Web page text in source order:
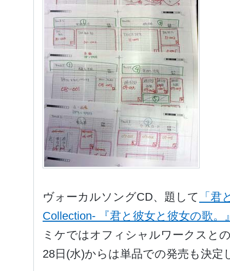
ヴォーカルソングCD、題して
「
Collection- 『君と彼女と彼女の歌。
ミケではオフィシャルワークスと
28日(水)からは単品での発売も決定